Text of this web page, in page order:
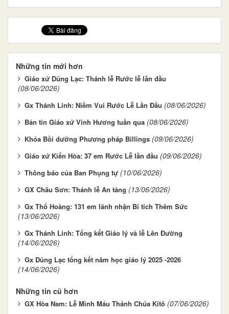
Những tin mới hơn
Giáo xứ Dũng Lạc: Thánh lễ Rước lễ lần đầu
(08/06/2026)
Gx Thánh Linh: Niềm Vui Rước Lễ Lần Đầu (08/06/2026)
Bản tin Giáo xứ Vinh Hương tuần qua (08/06/2026)
Khóa Bồi dưỡng Phương pháp Billings (09/06/2026)
Giáo xứ Kiến Hòa: 37 em Rước Lễ lần đầu (09/06/2026)
Thông báo của Ban Phụng tự (10/06/2026)
GX Châu Sơn: Thánh lễ An táng (13/06/2026)
Gx Thổ Hoàng: 131 em lãnh nhận Bí tích Thêm Sức
(13/06/2026)
Gx Thánh Linh: Tổng kết Giáo lý và lễ Lên Đường
(14/06/2026)
Gx Dũng Lạc tổng kết năm học giáo lý 2025 -2026
(14/06/2026)
Những tin cũ hơn
GX Hòa Nam: Lễ Mình Máu Thánh Chúa Kitô (07/06/2026)